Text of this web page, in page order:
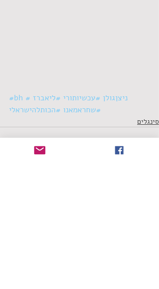
#bh #ניצןגולן #עכשיותורי #ליאברז
#שחראמאנו #הכותלהישראלי
סינגלים